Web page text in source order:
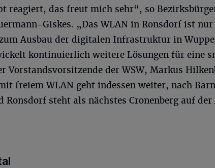
reagiert, das freut mich sehr“, so
Giskes. „Das WLAN in Ronsdorf ist
Ausbau der digitalen Infrastruktur in
kontinuierlich weitere Lösungen für eine
Vorstandsvorsitzende der WSW, Markus
freiem WLAN geht indessen weiter, nach
Ronsdorf steht als nächstes Cronenberg auf der